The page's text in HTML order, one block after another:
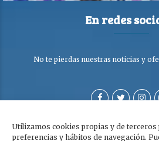
Utilizamos cookies propias y de terceros
preferencias y hábitos de navegación.
En redes
No te pierdas nuestras noticias y